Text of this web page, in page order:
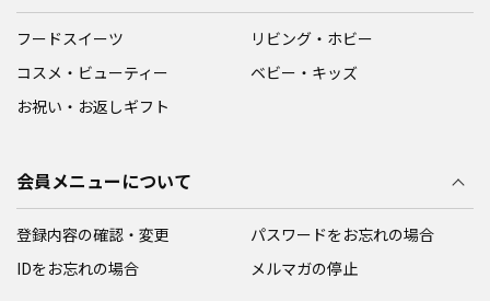
フードスイーツ
リビング・ホビー
コスメ・ビューティー
ベビー・キッズ
お祝い・お返しギフト
会員メニューについて
登録内容の確認・変更
パスワードをお忘れの場合
IDをお忘れの場合
メルマガの停止